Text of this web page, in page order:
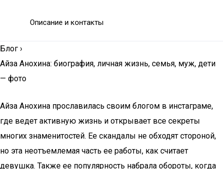
Описание и контакты
Блог ›
Айза Анохина: биография, личная жизнь, семья, муж, дети
— фото
Айза Анохина прославилась своим блогом в инстаграме,
где ведет активную жизнь и открывает все секреты
многих знаменитостей. Ее скандалы не обходят стороной,
но эта неотъемлемая часть ее работы, как считает
девушка. Также ее популярность набрала обороты, когда